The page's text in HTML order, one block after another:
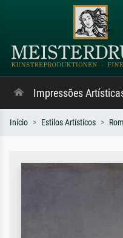
Impressões
Início Estilos Artísticos